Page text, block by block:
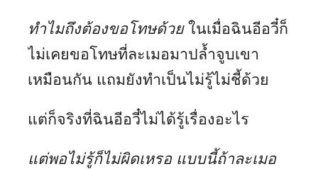
ทำไมถึงต้องขอโทษด้วยในเมื่อฉินอีอวี๋ก็
ไม่เคยขอโทษที่ละเมอมาปล้ำจูบเขา
เหมือนกัน แถมยังทำเป็นไม่รู้ไม่ชี้ด้วย
แต่ก็จริงที่ฉินอีอวี๋ไม่ได้รู้เรื่องอะไร
แต่พอไม่รู้ก็ไม่ผิดเหรอ แบบนี้ถ้าละเมอ